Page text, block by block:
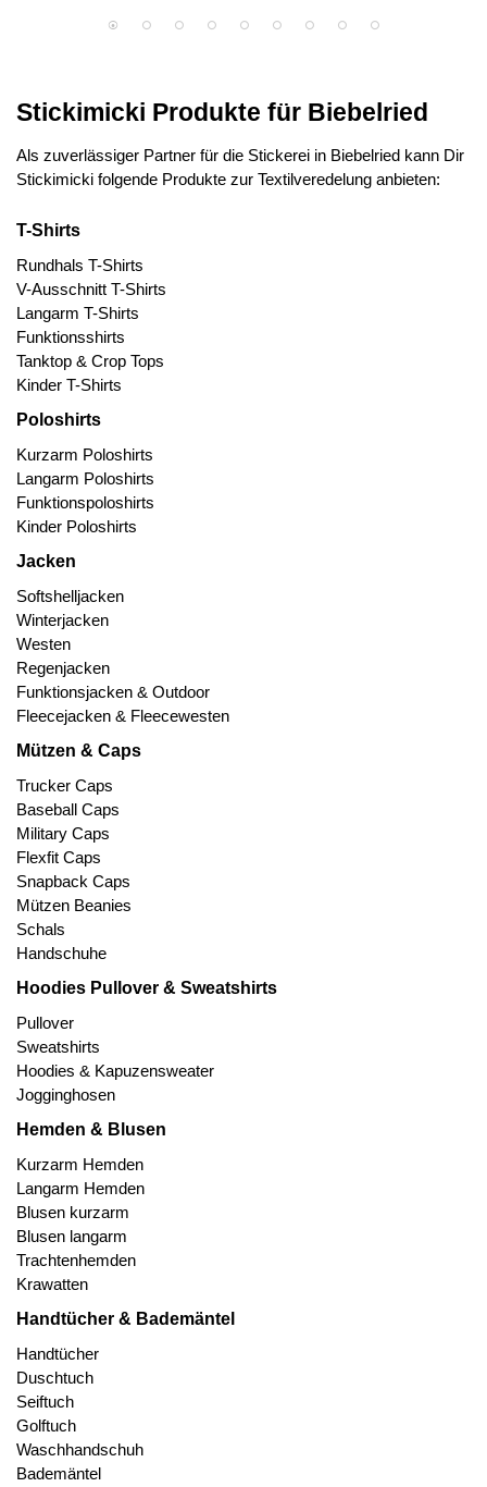
Stickimicki Produkte für Biebelried
Als zuverlässiger Partner für die Stickerei in Biebelried kann Dir
Stickimicki folgende Produkte zur Textilveredelung anbieten:
T-Shirts
Rundhals T-Shirts
V-Ausschnitt T-Shirts
Langarm T-Shirts
Funktionsshirts
Tanktop & Crop Tops
Kinder T-Shirts
Poloshirts
Kurzarm Poloshirts
Langarm Poloshirts
Funktionspoloshirts
Kinder Poloshirts
Jacken
Softshelljacken
Winterjacken
Westen
Regenjacken
Funktionsjacken & Outdoor
Fleecejacken & Fleecewesten
Mützen & Caps
Trucker Caps
Baseball Caps
Military Caps
Flexfit Caps
Snapback Caps
Mützen Beanies
Schals
Handschuhe
Hoodies Pullover & Sweatshirts
Pullover
Sweatshirts
Hoodies & Kapuzensweater
Jogginghosen
Hemden & Blusen
Kurzarm Hemden
Langarm Hemden
Blusen kurzarm
Blusen langarm
Trachtenhemden
Krawatten
Handtücher & Bademäntel
Handtücher
Duschtuch
Seiftuch
Golftuch
Waschhandschuh
Bademäntel